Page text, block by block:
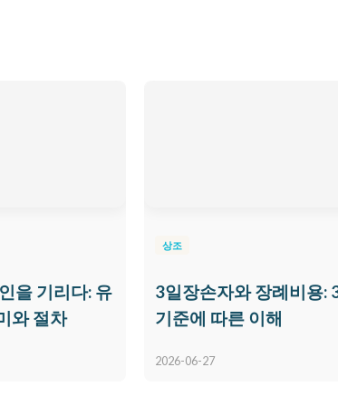
을 기리다: 유
와 절차
상조
3일장손자와 장례비용:
기준에 따른 이해
2026-06-27